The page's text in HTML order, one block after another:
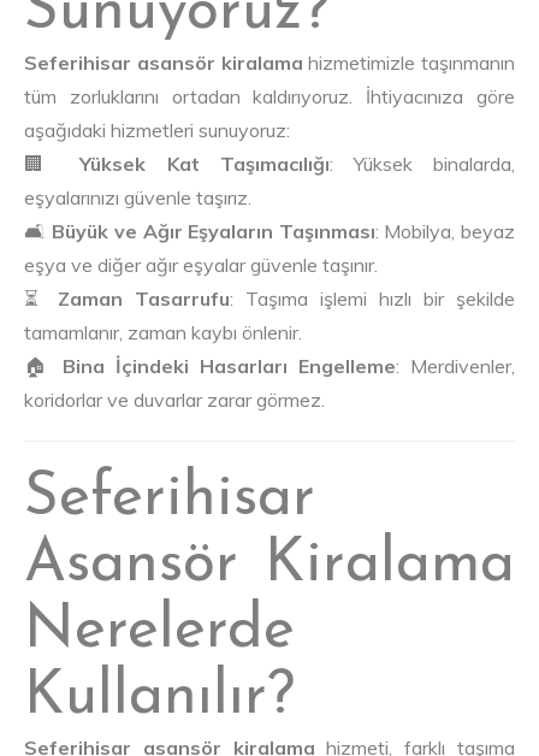
Seferihisar asansör kiralama hizmetimizle taşınmanın
tüm zorluklarını ortadan kaldırıyoruz. İhtiyacınıza göre
aşağıdaki hizmetleri sunuyoruz:
🏢Yüksek Kat Taşımacılığı: Yüksek binalarda,
eşyalarınızı güvenle taşırız.
🛋️ Büyük ve Ağır Eşyaların Taşınması: Mobilya, beyaz
eşya ve diğer ağır eşyalar güvenle taşınır.
⏳ Zaman Tasarrufu: Taşıma işlemi hızlı bir şekilde
tamamlanır, zaman kaybı önlenir.
🏠 Bina İçindeki Hasarları Engelleme: Merdivenler,
koridorlar ve duvarlar zarar görmez.
Seferihisar
Asansör Kiralama
Nerelerde
Kullanılır?
Seferihisar asansör kiralama hizmeti, farklı taşıma